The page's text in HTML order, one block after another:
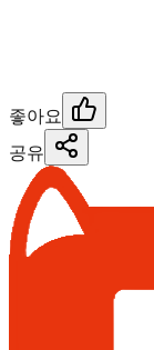
좋아요
공유